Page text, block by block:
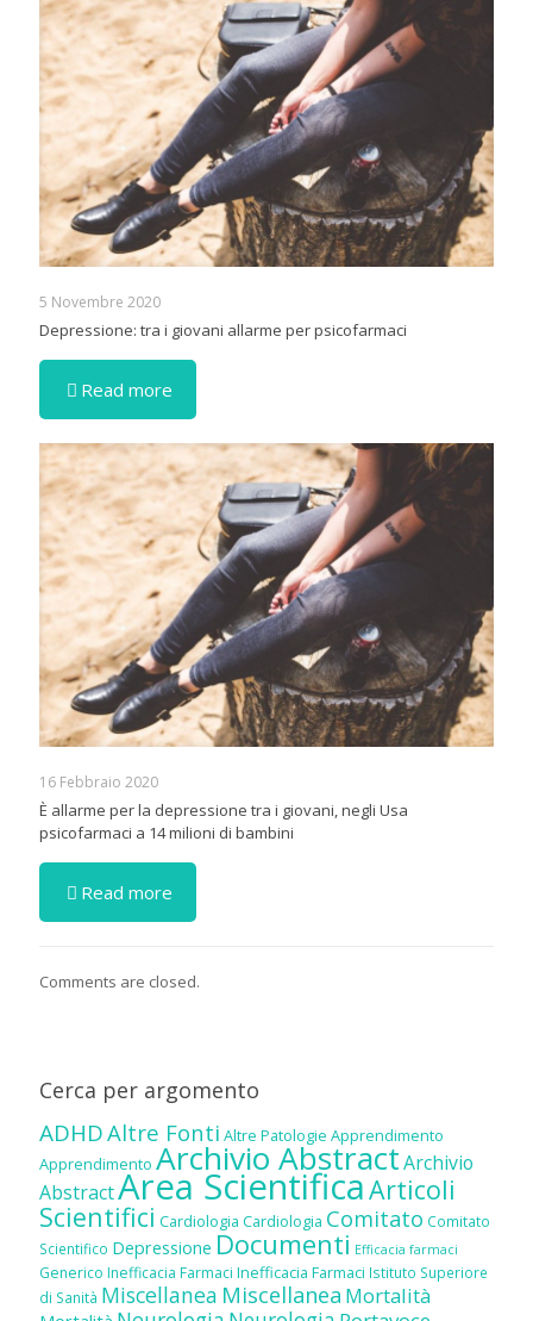
5 Novembre 2020
Depressione: tra i giovani allarme per psicofarmaci
Read more
16 Febbraio 2020
È allarme per la depressione tra i giovani, negli Usa
psicofarmaci a 14 milioni di bambini
Read more
Comments are closed.
Cerca per argomento
ADHDAltre Fonti Altre Patologie Apprendimento
Apprendimento Archivio AbstractArchivio
AbstractArea ScientificaArticoli
Scientifici Cardiologia Cardiologia Comitato Comitato
Scientifico Depressione Documenti Efficacia farmaci
Generico Inefficacia Farmaci Inefficacia Farmaci Istituto Superiore
di Sanità Miscellanea Miscellanea Mortalità